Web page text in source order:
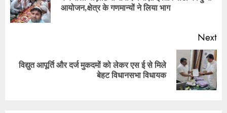
आयोजन,क्षेत्र के गणमान्यों ने लिया भाग
Next
विद्युत आपूर्ति और दर्ज मुकदमों को लेकर एस ई से मिले
बेहट विधानसभा विधायक